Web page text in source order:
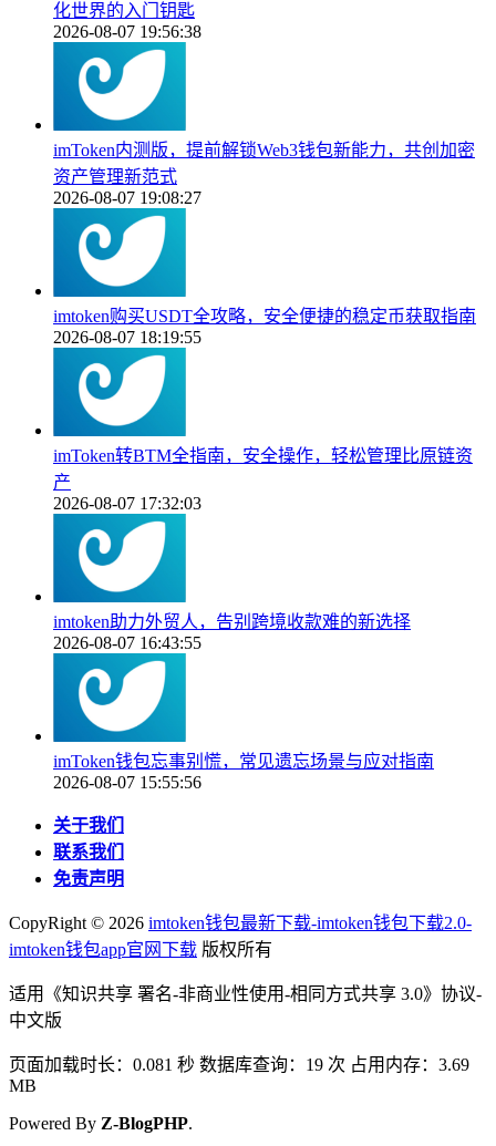
化世界的入门钥匙
2026-08-07 19:56:38
imToken内测版，提前解锁Web3钱包新能力，共创加密
资产管理新范式
2026-08-07 19:08:27
imtoken购买USDT全攻略，安全便捷的稳定币获取指南
2026-08-07 18:19:55
imToken转BTM全指南，安全操作，轻松管理比原链资
产
2026-08-07 17:32:03
imtoken助力外贸人，告别跨境收款难的新选择
2026-08-07 16:43:55
imToken钱包忘事别慌，常见遗忘场景与应对指南
2026-08-07 15:55:56
关于我们
联系我们
免责声明
CopyRight © 2026 imtoken钱包最新下载-imtoken钱包下载2.0-
imtoken钱包app官网下载 版权所有
适用《知识共享 署名-非商业性使用-相同方式共享 3.0》协议-
中文版
页面加载时长：0.081 秒 数据库查询：19 次 占用内存：3.69
MB
Powered By Z-BlogPHP.